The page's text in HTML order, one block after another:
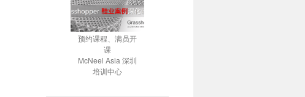
预约课程、满员开
课
McNeel Asia 深圳
培训中心